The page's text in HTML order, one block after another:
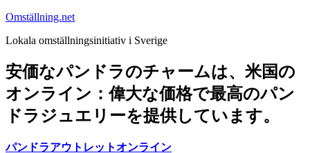
Hoppa
innehåll
Omställning.net
Lokala omställningsinitiativ i Sverige
安価なパンドラのチャームは、米国の
オンライン：偉大な価格で最高のパン
ドラジュエリーを提供しています。
パンドラアウトレットオンライン